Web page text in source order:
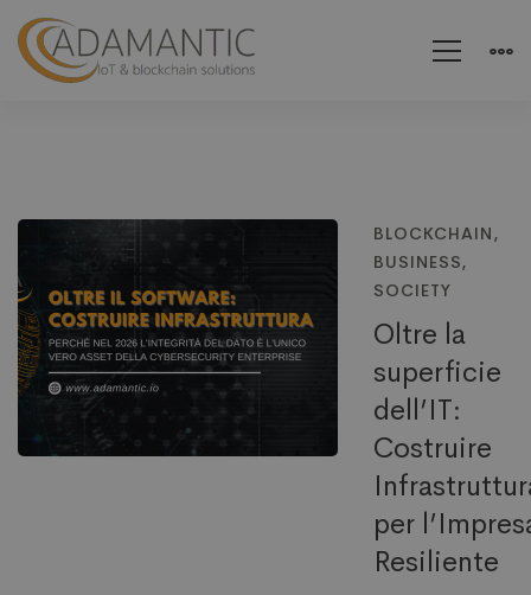
BLOCKCHAIN,
BUSINESS,
SOCIETY
Oltre la
superficie
dell’IT:
Costruire
per
Resiliente